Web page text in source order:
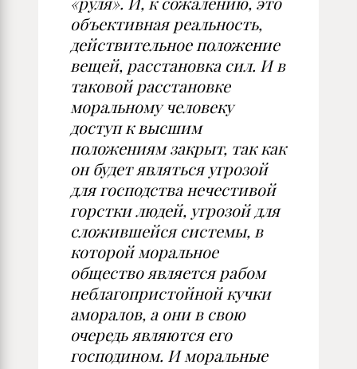
объективная реальность,
действительное положение
вещей, расстановка сил. И в
таковой расстановке
моральному человеку
доступ к высшим
положениям закрыт, так как
он будет являться угрозой
для господства нечестивой
горстки людей, угрозой для
сложившейся системы, в
которой моральное
общество является рабом
неблагопристойной кучки
аморалов, а они в свою
очередь являются его
господином. И моральные